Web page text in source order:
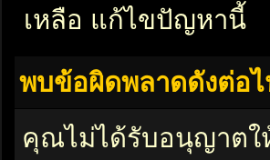
เหลือ แก้ไขปัญหานี้
พบข้อผิดพลาดดังต่อ
คุณไม่ได้รับอนุญาตใ